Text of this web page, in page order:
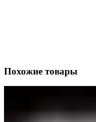
Похожие товары